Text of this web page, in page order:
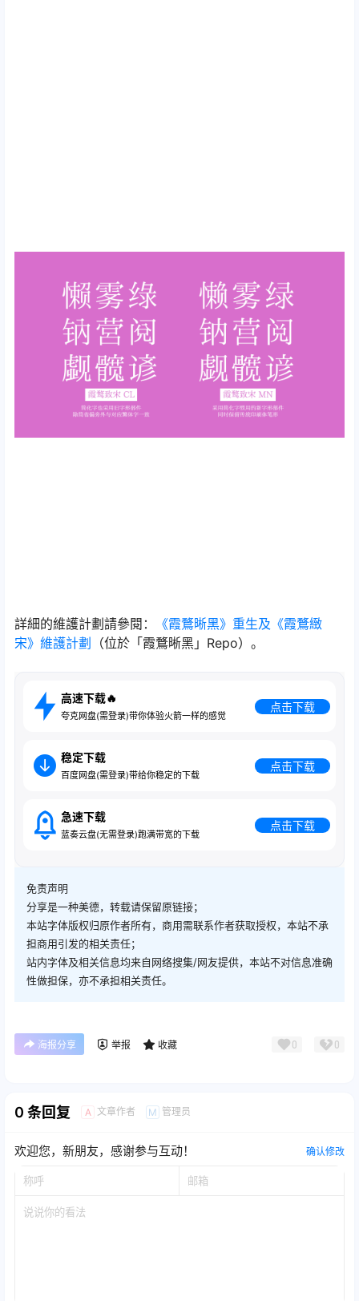
詳細的維護計劃請參閱：
《霞鶩晰黑》重生及《霞鶩緻
宋》維護計劃（位於「霞鶩晰黑」Repo）。
高速下载🔥
稳定下载
急速下载
蓝奏云盘(无需登录)跑满带宽的下载
免责声明
分享是一种美德，转载请保留原链接；
站内字体及相关信息均来自网络搜集/网友提供，本站不对信息准确
0 条回复